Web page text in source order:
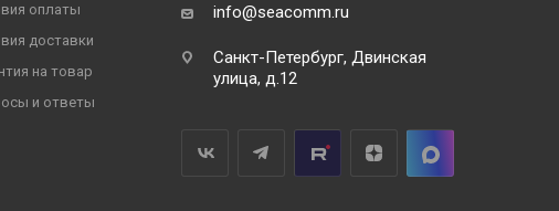
оплаты
доставки
на товар
и ответы
info@seacomm.ru
Санкт-Петербург, Двинская
улица, д.12